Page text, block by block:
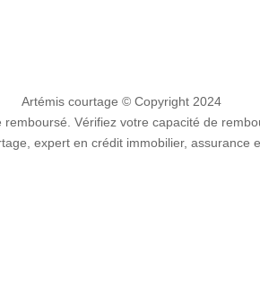
Artémis courtage © Copyright 2024
Vérifiez votre capacité de
expert en crédit immobilier, assurance